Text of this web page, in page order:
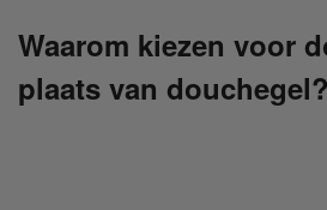
Waarom kiezen voor
plaats van douchegel?